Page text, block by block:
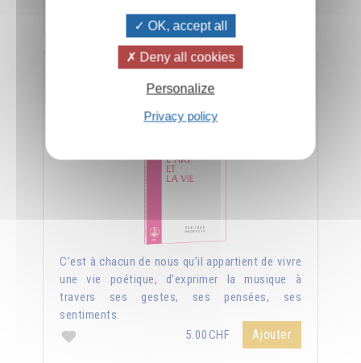
C’est à chacun de nous qu’il appartient de vivre
une vie poétique, d’exprimer la musique à
travers ses gestes, ses pensées, ses
sentiments.
5.00CHF
Ajouter
OK, accept all
Deny all cookies
Personalize
Privacy policy